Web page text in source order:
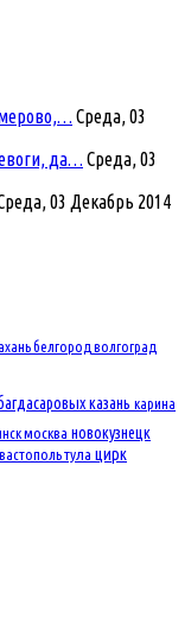
Среда, 03
да…
Среда, 03
03 Декабрь 2014
белгород волгоград
казань карина
москва новокузнецк
тула цирк